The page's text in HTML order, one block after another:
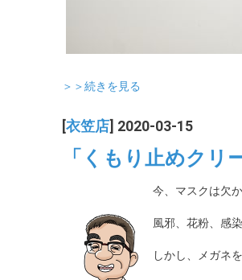
＞＞続きを見る
衣笠店 ] 2020-03-15
「くもり止めクリ
今、マスクは欠
風邪、花粉、感
しかし、メガネ